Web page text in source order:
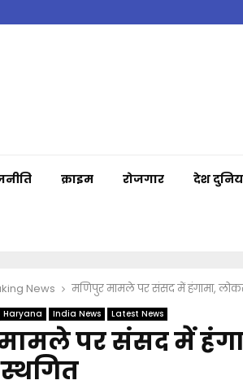
क्राइम रोजगार देश
News मणिपुर मामले पर संसद में हंगामा,
Haryana India News Latest News
पर संसद में